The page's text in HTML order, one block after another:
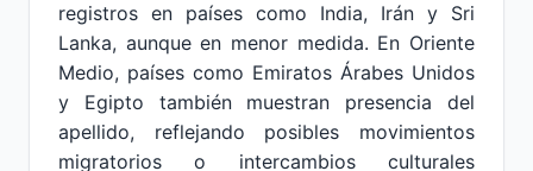
registros en países como India, Irán y Sri
Lanka, aunque en menor medida. En Oriente
Medio, países como Emiratos Árabes Unidos
y Egipto también muestran presencia del
apellido, reflejando posibles movimientos
migratorios o intercambios culturales